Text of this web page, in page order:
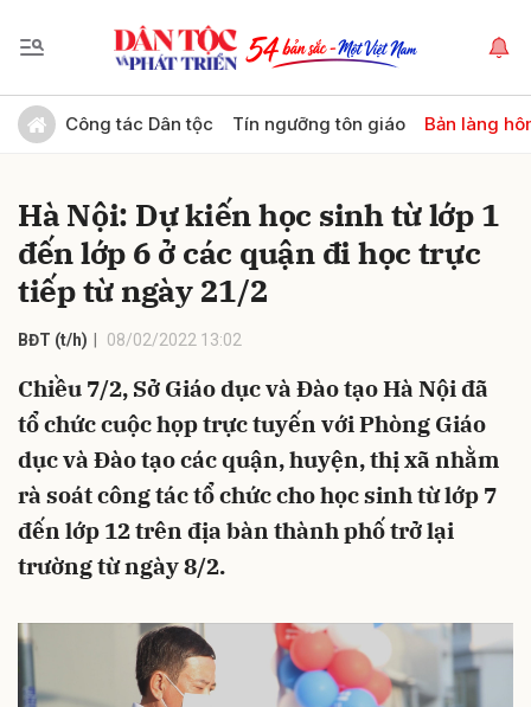
Công tác Dân tộc Tín ngưỡng tôn giáo Bản làng
Hà Nội: Dự kiến học sinh từ lớp 1
đến lớp 6 ở các quận đi học trực
tiếp từ ngày 21/2
BĐT (t/h) 08/02/2022 13:02
Chiều 7/2, Sở Giáo dục và Đào tạo Hà Nội đã
tổ chức cuộc họp trực tuyến với Phòng Giáo
dục và Đào tạo các quận, huyện, thị xã nhằm
rà soát công tác tổ chức cho học sinh từ lớp 7
đến lớp 12 trên địa bàn thành phố trở lại
trường từ ngày 8/2.
Gửi bình luận